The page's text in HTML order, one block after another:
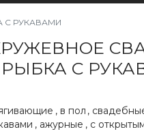
С РУКАВАМИ
С
, в пол ,
, ажурные , с